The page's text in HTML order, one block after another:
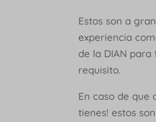
Estos son a
experiencia
de la DIAN
requisito.
En caso de que
tienes! estos